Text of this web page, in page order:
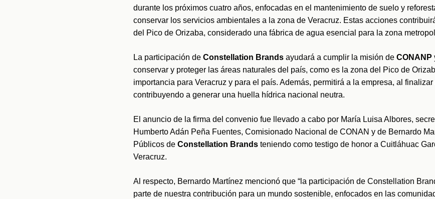
durante los próximos cuatro años, enfocadas en el mantenimiento de suelo y
conservar los servicios ambientales a la zona de Veracruz. Estas acciones
del Pico de Orizaba, considerado una fábrica de agua esencial para la zona
La participación de Constellation Brands ayudará a cumplir la misión de CONANP
conservar y proteger las áreas naturales del país, como es la zona del Pico de
importancia para Veracruz y para el país. Además, permitirá a la empresa, al
contribuyendo a generar una huella hídrica nacional neutra.
El anuncio de la firma del convenio fue llevado a cabo por María Luisa Albores,
Humberto Adán Peña Fuentes, Comisionado Nacional de CONAN y de Bernardo
Públicos de Constellation Brands teniendo como testigo de honor a Cuitláhuac
Veracruz.
Al respecto, Bernardo Martínez mencionó que “la participación de Constellation
parte de nuestra contribución para un mundo sostenible, enfocados en las